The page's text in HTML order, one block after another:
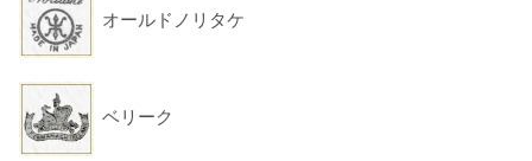
オールドノリタケ
ベリーク